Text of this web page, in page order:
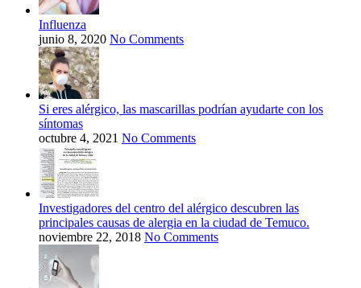
Influenza
junio 8, 2020 No Comments
Si eres alérgico, las mascarillas podrían ayudarte con los
síntomas
octubre 4, 2021 No Comments
Investigadores del centro del alérgico descubren las
principales causas de alergia en la ciudad de Temuco.
noviembre 22, 2018 No Comments